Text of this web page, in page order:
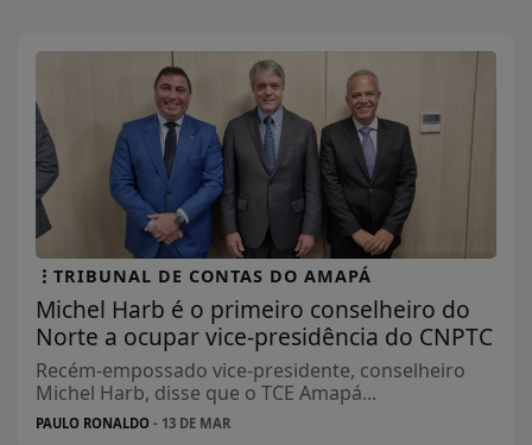
TRIBUNAL DE CONTAS DO AMAPÁ
Michel Harb é o primeiro conselheiro do
Norte a ocupar vice-presidência do CNPTC
Recém-empossado vice-presidente, conselheiro
Michel Harb, disse que o TCE Amapá...
PAULO RONALDO - 13 DE MAR